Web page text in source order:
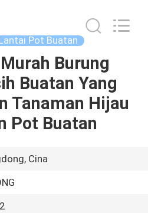
Pot Buatan
Burung
Buatan Yang
Tanaman Hijau
Pot Buatan
Cina